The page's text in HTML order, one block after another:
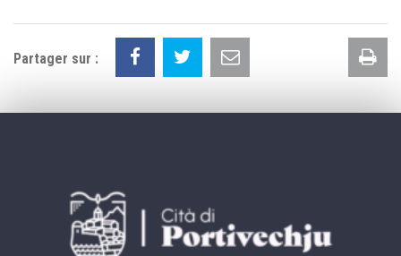
Partager sur :
la